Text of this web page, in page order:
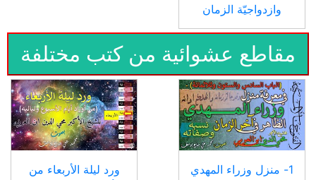
وازدواجيّة الزمان
مقاطع عشوائية من كتب مختلفة
1- منزل وزراء المهدي
ورد ليلة الأربعاء من